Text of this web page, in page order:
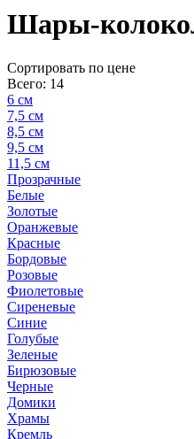
Шары-
Cортировать по цене
Всего: 14
6 см
7,5 см
8,5 см
9,5 см
11,5 см
Прозрачные
Белые
Золотые
Оранжевые
Красные
Бордовые
Розовые
Фиолетовые
Сиреневые
Синие
Голубые
Зеленые
Бирюзовые
Черные
Домики
Храмы
Кремль